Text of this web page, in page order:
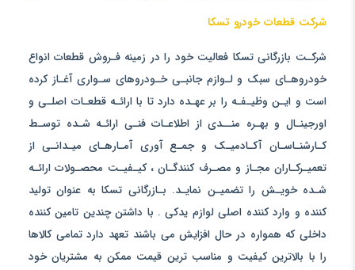
شرکت قطعات خودرو تسکا
شرکـت بازرگانی تسکا فعالیت خود را در زمینه فـروش قطعات انواع
خودروهـای سبک و لـوازم جانبـی خـودروهای سـواری آغـاز کرده
است و ایـن وظیـفـه را بر عهـده دارد تا با ارائـه قطعـات اصلـی و
اورجینـال و بهـره منــدی از اطلاعـات فنـی ارائـه شـده توسـط
کـارشنـاسـان آکـادمیـک و جمـع آوری آمـارهـای میـدانـی از
تعمیـرکـاران مجـاز و مصـرف کنندگـان ، کیـفیـت محصـولات ارائـه
شـده خویـش را تضمیـن نمایـد. بـازرگانی تسکا به عنوان تولید
کننده و وارد کننده اصلی لوازم یدکی . با داشتن چندین تامین کننده
داخلی که همواره در حال افزایش می باشند تعهد دارد تمامی کالاها
را با بالاترین کیفیت و مناسب ترین قیمت ممکن به مشتریان خود